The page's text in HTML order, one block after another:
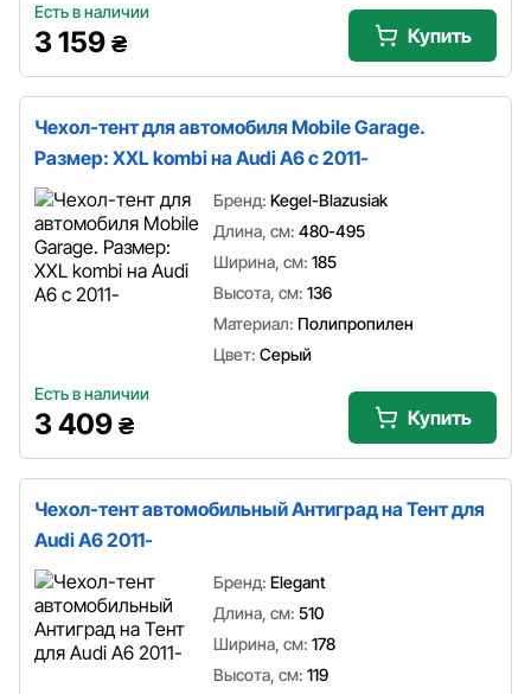
Есть в наличии
3 159 ₴ Купить
Чехол-тент для автомобиля Mobile Garage.
Размер: XXL kombi на Audi A6 c 2011-
Бренд: Kegel-Blazusiak
Длина, см: 480-495
Ширина, см: 185
Высота, см: 136
Материал: Полипропилен
Цвет: Серый
Есть в наличии
3 409 ₴ Купить
Чехол-тент автомобильный Антиград на Тент для
Audi A6 2011-
Бренд: Elegant
Длина, см: 510
Ширина, см: 178
Высота, см: 119